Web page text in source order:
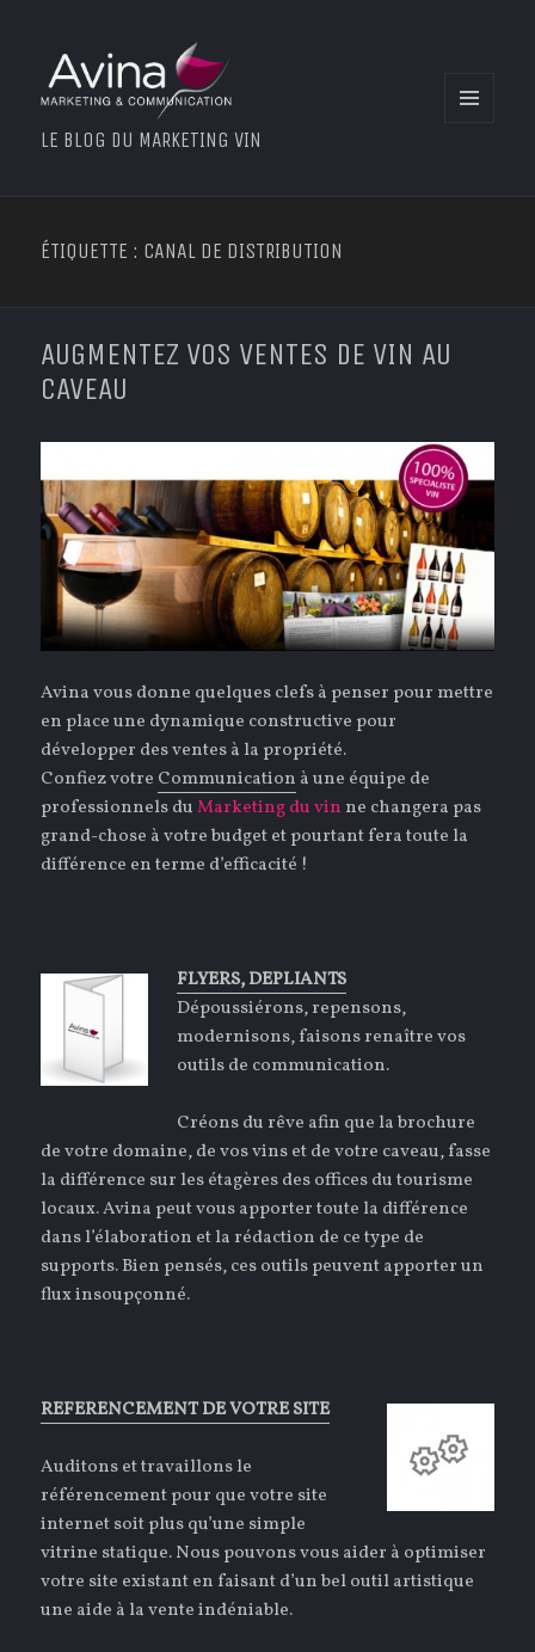
LE BLOG DU MARKETING VIN
ÉTIQUETTE : CANAL DE DISTRIBUTION
AUGMENTEZ VOS VENTES DE VIN AU
CAVEAU
Avina vous donne quelques clefs à penser pour mettre
en place une dynamique constructive pour
développer des ventes à la propriété.
Confiez votre Communication à une équipe de
professionnels duMarketing du vin ne changera pas
grand-chose à votre budget et pourtant fera toute la
différence en terme d’efficacité !
FLYERS, DEPLIANTS
Dépoussiérons, repensons,
modernisons, faisons renaître vos
outils de communication.
Créons du rêve afin que la brochure
de votre domaine, de vos vins et de votre caveau, fasse
la différence sur les étagères des offices du tourisme
locaux. Avina peut vous apporter toute la différence
dans l’élaboration et la rédaction de ce type de
supports. Bien pensés, ces outils peuvent apporter un
flux insoupçonné.
REFERENCEMENT DE VOTRE SITE
Auditons et travaillons le
référencement pour que votre site
internet soit plus qu’une simple
vitrine statique. Nous pouvons vous aider à optimiser
votre site existant en faisant d’un bel outil artistique
une aide à la vente indéniable.